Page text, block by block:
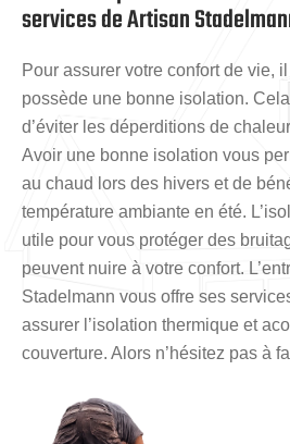
services de Artisan
Pour assurer votre confort de vie,
possède une bonne isolation.
d’éviter les déperditions de
Avoir une bonne isolation vous
au chaud lors des hivers et de
température ambiante en été.
utile pour vous protéger des
peuvent nuire à votre confort.
Stadelmann vous offre ses
assurer l’isolation thermique et
couverture. Alors n’hésitez pas à